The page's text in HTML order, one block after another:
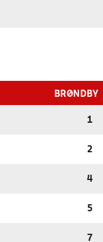
BRØNDBY
1
2
4
5
7